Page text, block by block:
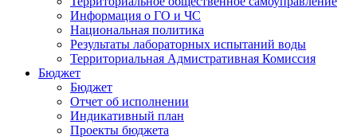
Информация о ГО и ЧС
Национальная политика
Результаты лабораторных испытаний воды
Территориальная Адмистративная Комиссия
Бюджет
Бюджет
Отчет об исполнении
Индикативный план
Проекты бюджета